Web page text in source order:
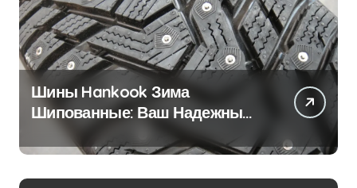
Шины Hankook Зима
Шипованные: Ваш Надежный
Партнёр на Снежных Дорогах